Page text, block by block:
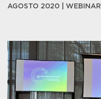
AGOSTO 2020 | WEBINAR